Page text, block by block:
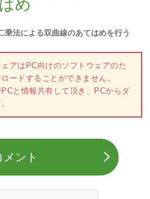
はめ
乗法による双曲線のあてはめを行う
アはPC向けのソフトウェアのた
ードすることができません。
と情報共有して頂き、PCからダ
メント